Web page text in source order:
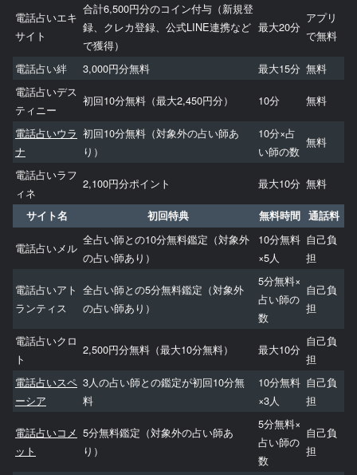
電話占いエキ
サイト
合計6,500円分のコイン付与（新規登
録、クレカ登録、公式LINE連携など
で獲得）
最大20分
アプリ
で無料
電話占い絆 3,000円分無料 最大15分 無料
電話占いデス
ティニー
初回10分無料（最大2,450円分） 10分 無料
電話占いウラ
ナ
初回10分無料（対象外の占い師あ
り）
10分×占
い師の数
無料
電話占いラフ
ィネ
2,100円分ポイント 最大10分 無料
サイト名 初回特典 無料時間 通話料
電話占いメル
全占い師との10分無料鑑定（対象外
の占い師あり）
10分無料
×5人
自己負
担
電話占いアト
ランティス
全占い師との5分無料鑑定（対象外
の占い師あり）
5分無料×
占い師の
数
自己負
担
電話占いクロ
ト
2,500円分無料（最大10分無料） 最大10分
自己負
担
電話占いスペ
ーシア
3人の占い師との鑑定が初回10分無
料
10分無料
×3人
自己負
担
電話占いコメ
ット
5分無料鑑定（対象外の占い師あ
り）
5分無料×
占い師の
数
自己負
担